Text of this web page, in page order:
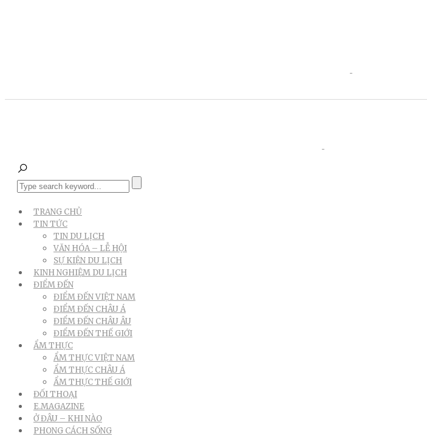
TRANG CHỦ
TIN TỨC
TIN DU LỊCH
VĂN HÓA – LỄ HỘI
SỰ KIỆN DU LỊCH
KINH NGHIỆM DU LỊCH
ĐIỂM ĐẾN
ĐIỂM ĐẾN VIỆT NAM
ĐIỂM ĐẾN CHÂU Á
ĐIỂM ĐẾN CHÂU ÂU
ĐIỂM ĐẾN THẾ GIỚI
ẨM THỰC
ẨM THỰC VIỆT NAM
ẨM THỰC CHÂU Á
ẨM THỰC THẾ GIỚI
ĐỐI THOẠI
E.MAGAZINE
Ở ĐÂU – KHI NÀO
PHONG CÁCH SỐNG